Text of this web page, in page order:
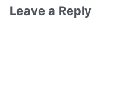
Leave a Reply